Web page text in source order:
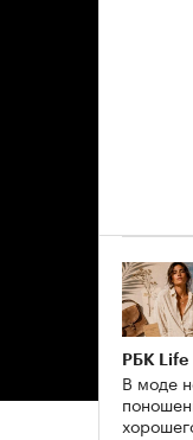
РБК Life
В моде